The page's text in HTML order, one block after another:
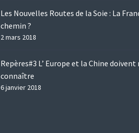
Les Nouvelles Routes de la Soie : La
chemin ?
2 mars 2018
Repères#3 L’ Europe et la Chine
connaître
6 janvier 2018